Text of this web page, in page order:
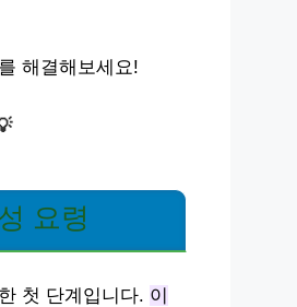
해결해보세요!
요령
첫 단계입니다. 이